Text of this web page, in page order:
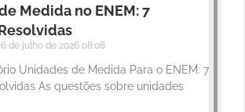
Medida no ENEM: 7
de julho de 2026 08:08
Unidades de Medida Para o ENEM: 7
As questões sobre unidades